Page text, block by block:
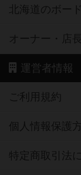
北海道のボー
オーナー・店
運営者情報
ご利用規約
個人情報保護方
特定商取引法